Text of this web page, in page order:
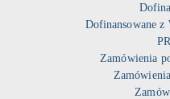
Dofinansowane z
Zamówienia